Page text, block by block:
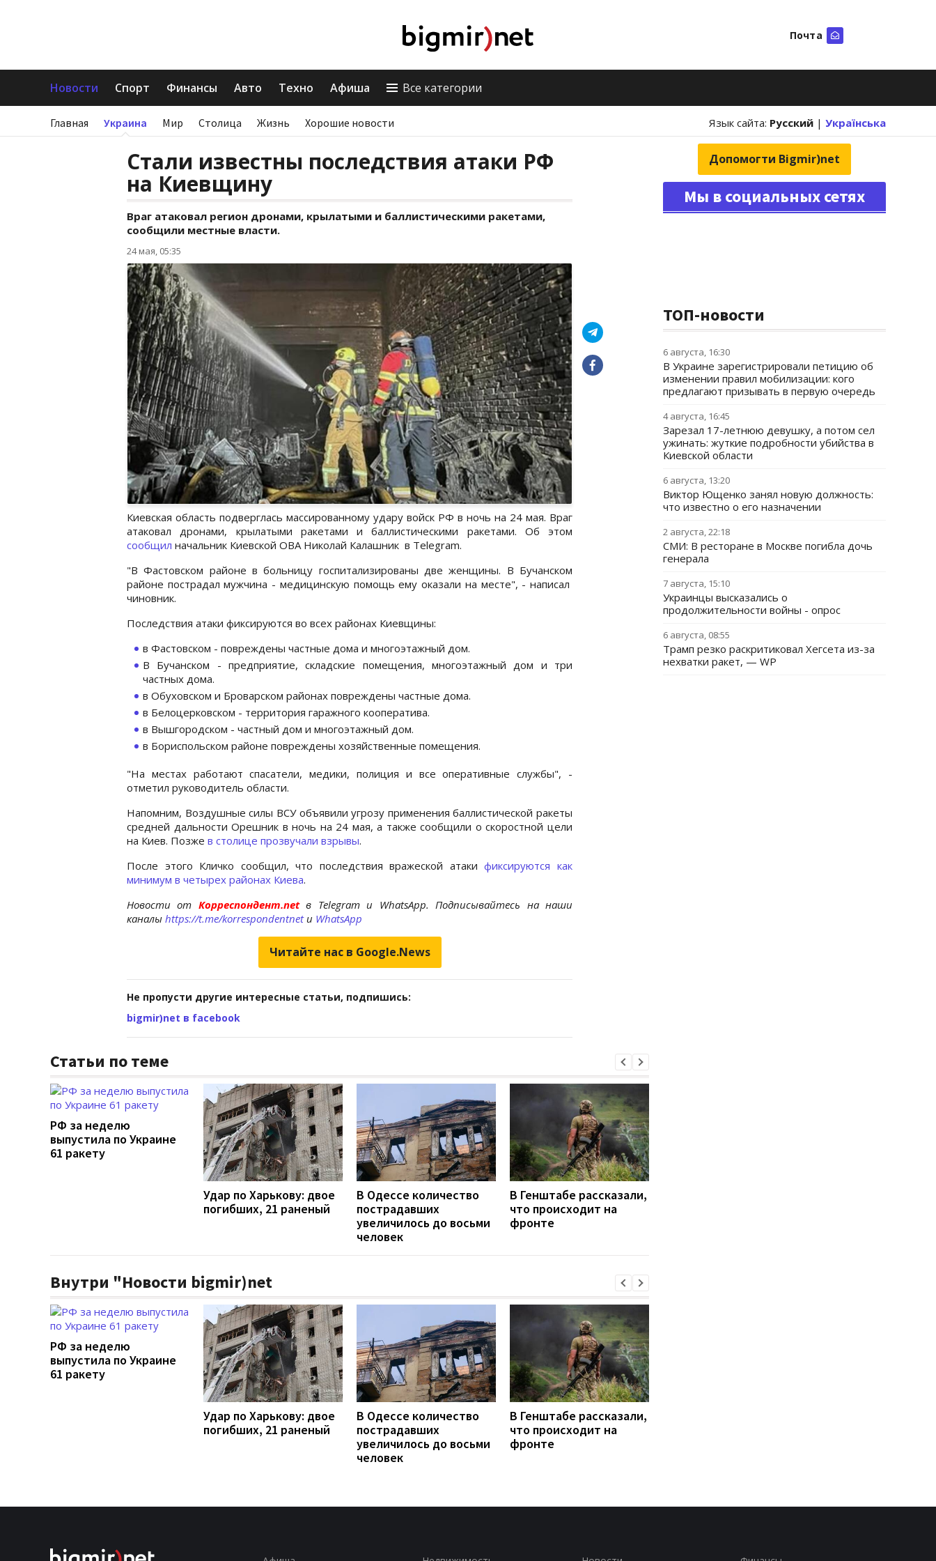
Почта
Новости Спорт Финансы Авто Техно Афиша Все категории
Главная Украина Мир Столица Жизнь Хорошие новости Язык сайта: Русский | Українська
Стали известны последствия атаки РФ
на Киевщину
Враг атаковал регион дронами, крылатыми и баллистическими ракетами,
сообщили местные власти.
24 мая, 05:35
Киевская область подверглась массированному удару войск РФ в ночь на 24 мая. Враг
атаковал дронами, крылатыми ракетами и баллистическими ракетами. Об этом
сообщил начальник Киевской ОВА Николай Калашник в Telegram.
"В Фастовском районе в больницу госпитализированы две женщины. В Бучанском
районе пострадал мужчина - медицинскую помощь ему оказали на месте", - написал
чиновник.
Последствия атаки фиксируются во всех районах Киевщины:
в Фастовском - повреждены частные дома и многоэтажный дом.
В Бучанском - предприятие, складские помещения, многоэтажный дом и три
частных дома.
в Обуховском и Броварском районах повреждены частные дома.
в Белоцерковском - территория гаражного кооператива.
в Вышгородском - частный дом и многоэтажный дом.
в Бориспольском районе повреждены хозяйственные помещения.
"На местах работают спасатели, медики, полиция и все оперативные службы", -
отметил руководитель области.
Напомним, Воздушные силы ВСУ объявили угрозу применения баллистической ракеты
средней дальности Орешник в ночь на 24 мая, а также сообщили о скоростной цели
на Киев. Позже в столице прозвучали взрывы.
После этого Кличко сообщил, что последствия вражеской атакификсируются как
минимум в четырех районах Киева.
Новости от Корреспондент.netв Telegram и WhatsApp. Подписывайтесь на наши
каналы https://t.me/korrespondentnetи WhatsApp
Читайте нас в Google.News
Не пропусти другие интересные статьи, подпишись:
bigmir)net в facebook
Статьи по теме
РФ за неделю
выпустила по Украине
61 ракету
Удар по Харькову: двое
погибших, 21 раненый
В Одессе количество
пострадавших
увеличилось до восьми
человек
В Генштабе рассказали,
что происходит на
фронте
Внутри "Новости bigmir)net
РФ за неделю
выпустила по Украине
61 ракету
Удар по Харькову: двое
погибших, 21 раненый
В Одессе количество
пострадавших
увеличилось до восьми
человек
В Генштабе рассказали,
что происходит на
фронте
Допомогти Bigmir)net
Мы в социальных сетях
ТОП-новости
6 августа, 16:30
В Украине зарегистрировали петицию об
изменении правил мобилизации: кого
предлагают призывать в первую очередь
4 августа, 16:45
Зарезал 17-летнюю девушку, а потом сел
ужинать: жуткие подробности убийства в
Киевской области
6 августа, 13:20
Виктор Ющенко занял новую должность:
что известно о его назначении
2 августа, 22:18
СМИ: В ресторане в Москве погибла дочь
генерала
7 августа, 15:10
Украинцы высказались о
продолжительности войны - опрос
6 августа, 08:55
Трамп резко раскритиковал Хегсета из-за
нехватки ракет, — WP